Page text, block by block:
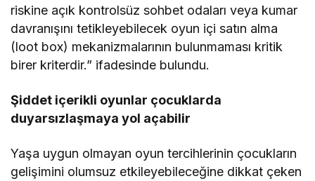
riskine açık kontrolsüz sohbet odaları veya kumar
davranışını tetikleyebilecek oyun içi satın alma
(loot box) mekanizmalarının bulunmaması kritik
birer kriterdir.” ifadesinde bulundu.
Şiddet içerikli oyunlar çocuklarda
duyarsızlaşmaya yol açabilir
Yaşa uygun olmayan oyun tercihlerinin çocukların
gelişimini olumsuz etkileyebileceğine dikkat çeken